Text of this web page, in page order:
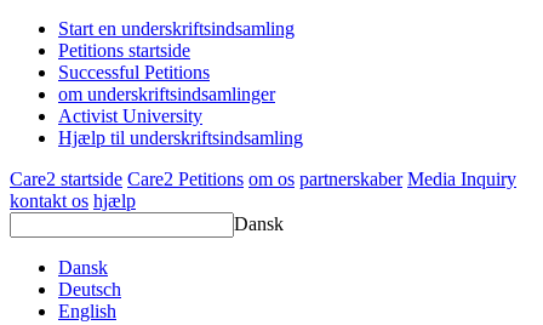
Start en underskriftsindsamling
Petitions startside
Successful Petitions
om underskriftsindsamlinger
Activist University
Hjælp til underskriftsindsamling
Care2 startside Care2 Petitions om os partnerskaber Media Inquiry
kontakt os hjælp
Dansk
Dansk
Deutsch
English